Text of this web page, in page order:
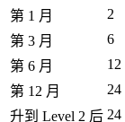
第 1 月
2
第 3 月
6
第 6 月
12
第 12 月
24
升到 Level 2 后 24